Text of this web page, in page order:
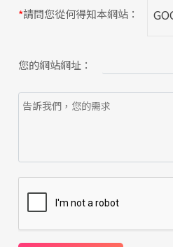
*請問您從何得知本網站：
您的網站網址：